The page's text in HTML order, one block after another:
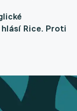
Rice. Proti